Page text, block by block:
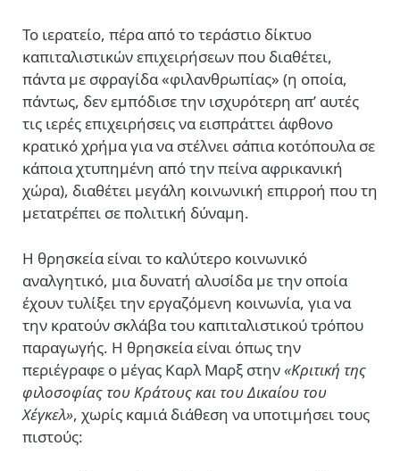
Το ιερατείο, πέρα από το τεράστιο δίκτυο
καπιταλιστικών επιχειρήσεων που διαθέτει,
πάντα με σφραγίδα «φιλανθρωπίας» (η οποία,
πάντως, δεν εμπόδισε την ισχυρότερη απ’ αυτές
τις ιερές επιχειρήσεις να εισπράττει άφθονο
κρατικό χρήμα για να στέλνει σάπια κοτόπουλα σε
κάποια χτυπημένη από την πείνα αφρικανική
χώρα), διαθέτει μεγάλη κοινωνική επιρροή που τη
μετατρέπει σε πολιτική δύναμη.
Η θρησκεία είναι το καλύτερο κοινωνικό
αναλγητικό, μια δυνατή αλυσίδα με την οποία
έχουν τυλίξει την εργαζόμενη κοινωνία, για να
την κρατούν σκλάβα του καπιταλιστικού τρόπου
παραγωγής. Η θρησκεία είναι όπως την
περιέγραφε ο μέγας Καρλ Μαρξ στην«Κριτική της
φιλοσοφίας του Κράτους και του Δικαίου του
Χέγκελ», χωρίς καμιά διάθεση να υποτιμήσει τους
πιστούς: